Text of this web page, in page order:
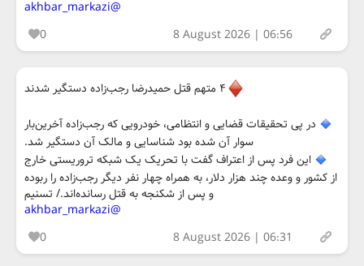
@akhbar_markazi
0
8 August 2026 | 06:56
۴ متهم قتل حمیدرضا رجب‌زاده دستگیر شدند
در پی تحقیقات قضایی و انتظامی، خودرویی که رجب‌زاده آخرین‌بار
سوار آن شده بود شناسایی و مالک آن دستگیر شد.
این فرد پس از اعتراف گفت با تحریک یک شبکه تروریستی خارج
از کشور و وعده چند هزار دلار، به همراه چهار نفر دیگر رجب‌زاده را ربوده
و پس از شکنجه به قتل رسانده‌اند./ تسنیم
@akhbar_markazi
0
8 August 2026 | 06:31